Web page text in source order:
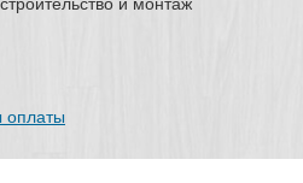
оплаты